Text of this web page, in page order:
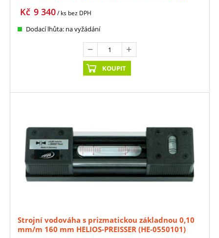
9 340
Kč / ks bez DPH
Dodací lhůta: na vyžádání
KOUPIT
Strojní vodováha s prizmatickou základnou 0,10
mm/m 160 mm HELIOS-PREISSER (HE-0550101)